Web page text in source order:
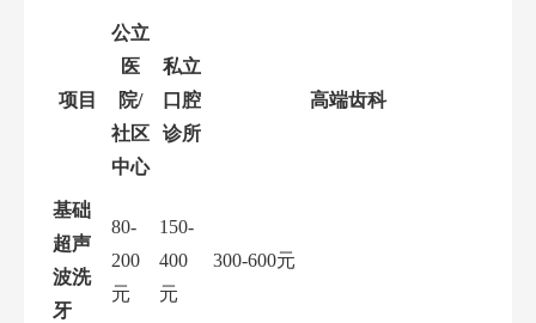
项目
公立
医
院/
社区
中心
私立
口腔
诊所
高端齿科
基础
超声
波洗
牙
80-
200
元
150-
400
元
300-600元